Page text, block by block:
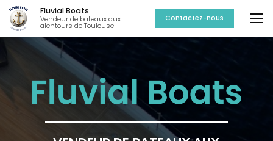
Aller
au
contenu
principal
Fluvial Boats
Vendeur de bateaux aux
alentours de Toulouse
Contactez-nous